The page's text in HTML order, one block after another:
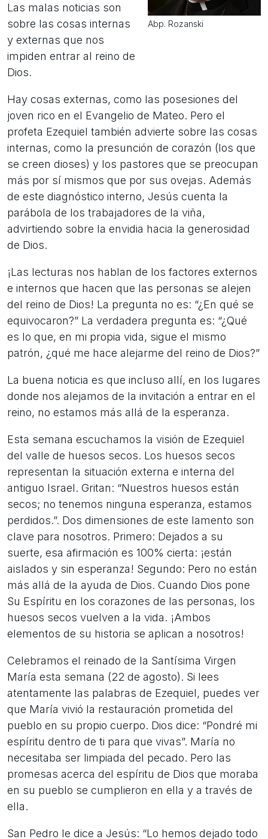
Abp. Rozanski
Las malas noticias son
sobre las cosas internas
y externas que nos
impiden entrar al reino de
Dios.
Hay cosas externas, como las posesiones del
joven rico en el Evangelio de Mateo. Pero el
profeta Ezequiel también advierte sobre las cosas
internas, como la presunción de corazón (los que
se creen dioses) y los pastores que se preocupan
más por sí mismos que por sus ovejas. Además
de este diagnóstico interno, Jesús cuenta la
parábola de los trabajadores de la viña,
advirtiendo sobre la envidia hacia la generosidad
de Dios.
¡Las lecturas nos hablan de los factores externos
e internos que hacen que las personas se alejen
del reino de Dios! La pregunta no es: “¿En qué se
equivocaron?” La verdadera pregunta es: “¿Qué
es lo que, en mi propia vida, sigue el mismo
patrón, ¿qué me hace alejarme del reino de Dios?”
La buena noticia es que incluso allí, en los lugares
donde nos alejamos de la invitación a entrar en el
reino, no estamos más allá de la esperanza.
Esta semana escuchamos la visión de Ezequiel
del valle de huesos secos. Los huesos secos
representan la situación externa e interna del
antiguo Israel. Gritan: “Nuestros huesos están
secos; no tenemos ninguna esperanza, estamos
perdidos.”. Dos dimensiones de este lamento son
clave para nosotros. Primero: Dejados a su
suerte, esa afirmación es 100% cierta: ¡están
aislados y sin esperanza! Segundo: Pero no están
más allá de la ayuda de Dios. Cuando Dios pone
Su Espíritu en los corazones de las personas, los
huesos secos vuelven a la vida. ¡Ambos
elementos de su historia se aplican a nosotros!
Celebramos el reinado de la Santísima Virgen
María esta semana (22 de agosto). Si lees
atentamente las palabras de Ezequiel, puedes ver
que María vivió la restauración prometida del
pueblo en su propio cuerpo. Dios dice: “Pondré mi
espíritu dentro de ti para que vivas”. María no
necesitaba ser limpiada del pecado. Pero las
promesas acerca del espíritu de Dios que moraba
en su pueblo se cumplieron en ella y a través de
ella.
San Pedro le dice a Jesús: “Lo hemos dejado todo